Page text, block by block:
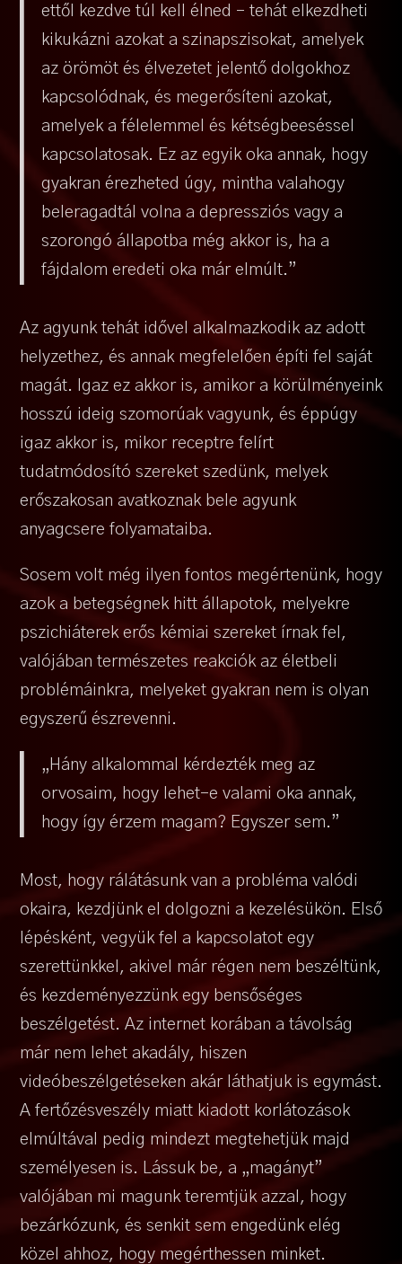
ettől kezdve túl kell élned – tehát elkezdheti
kikukázni azokat a szinapszisokat, amelyek
az örömöt és élvezetet jelentő dolgokhoz
kapcsolódnak, és megerősíteni azokat,
amelyek a félelemmel és kétségbeeséssel
kapcsolatosak. Ez az egyik oka annak, hogy
gyakran érezheted úgy, mintha valahogy
beleragadtál volna a depressziós vagy a
szorongó állapotba még akkor is, ha a
fájdalom eredeti oka már elmúlt.”
Az agyunk tehát idővel alkalmazkodik az adott
helyzethez, és annak megfelelően építi fel saját
magát. Igaz ez akkor is, amikor a körülményeink
hosszú ideig szomorúak vagyunk, és éppúgy
igaz akkor is, mikor receptre felírt
tudatmódosító szereket szedünk, melyek
erőszakosan avatkoznak bele agyunk
anyagcsere folyamataiba.
Sosem volt még ilyen fontos megértenünk, hogy
azok a betegségnek hitt állapotok, melyekre
pszichiáterek erős kémiai szereket írnak fel,
valójában természetes reakciók az életbeli
problémáinkra, melyeket gyakran nem is olyan
egyszerű észrevenni.
„Hány alkalommal kérdezték meg az
orvosaim, hogy lehet-e valami oka annak,
hogy így érzem magam? Egyszer sem.”
Most, hogy rálátásunk van a probléma valódi
okaira, kezdjünk el dolgozni a kezelésükön. Első
lépésként, vegyük fel a kapcsolatot egy
szerettünkkel, akivel már régen nem beszéltünk,
és kezdeményezzünk egy bensőséges
beszélgetést. Az internet korában a távolság
már nem lehet akadály, hiszen
videóbeszélgetéseken akár láthatjuk is egymást.
A fertőzésveszély miatt kiadott korlátozások
elmúltával pedig mindezt megtehetjük majd
személyesen is. Lássuk be, a „magányt”
valójában mi magunk teremtjük azzal, hogy
bezárkózunk, és senkit sem engedünk elég
közel ahhoz, hogy megérthessen minket.